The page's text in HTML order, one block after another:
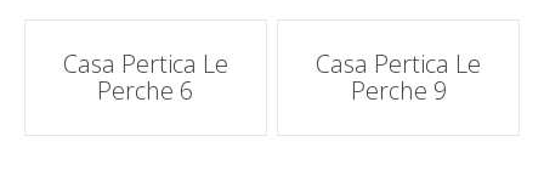
Poste
navigation
Casa Pertica Le
Perche 6
Casa Pertica Le
Perche 9